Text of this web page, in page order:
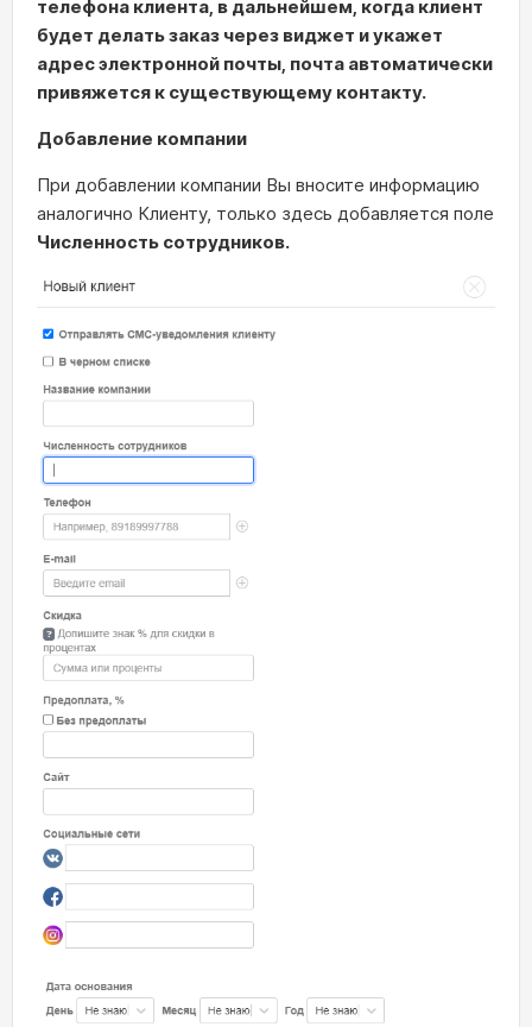
телефона клиента, в дальнейшем, когда клиент
будет делать заказ через виджет и укажет
адрес электронной почты, почта автоматически
привяжется к существующему контакту.
Добавление компании
При добавлении компании Вы вносите информацию
аналогично Клиенту, только здесь добавляется поле
Численность сотрудников.